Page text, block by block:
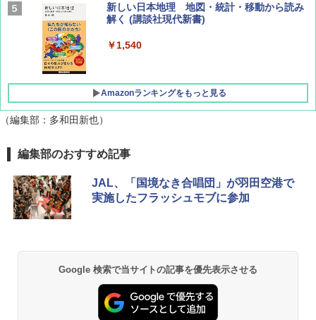
AIRLINE（エアライン）2026年9月号【特
集】ボーイング110周年を祝して！
￥1,760
新しい日本地理 地図・統計・移動から読み
解く (講談社現代新書)
￥1,540
Amazonランキングをもっと見る
[キャンパーズコレクション 山善] ポップアッ
プテント 傘みたいに広げて畳める パッとサ
ッとサンシェード キューブ フルクローズ メ
ッシュ 簡単設置 ワンタッチテント キャンプ
&ハイキング カーキ PATC-150(KH)
PYKES PEAK (パイクスピーク) 着替えテン
ト プライバシー テント 【中が透けない】 1
人用 折りたたみ 防災グッズ 災害用トイレ ビ
ーチ ピクニック ポップアップテント 携帯 簡
易 トイレテント (ブラック)
BUNDOK(バンドック)ソロ ドーム 1 EX BDK
-08EX カーキ ソロキャンプ ポリエステル フ
レーム テント
￥14,800
026リニューアル 急速冷凍 空間倍増 衛生的
コンパクト 保冷力長持ち
￥2,980
（編集部：多和田新也）
編集部のおすすめ記事
JAL、「国境なき合唱団」が羽田空港で
実施したフラッシュモブに参加
Google 検索で当サイトの記事を優先表示させる